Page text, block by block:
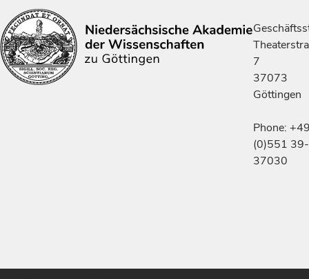
7
37073
Göttingen
Phone:
(0)551 39-
37030